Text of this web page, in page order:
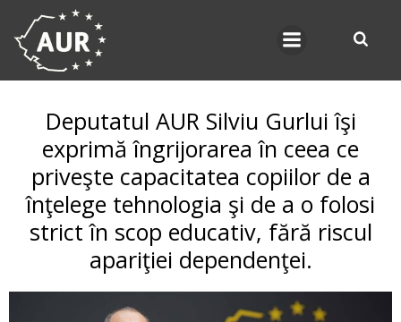
Deputatul AUR Silviu Gurlui îşi
exprimă îngrijorarea în ceea ce
priveşte capacitatea copiilor de a
înţelege tehnologia şi de a o folosi
strict în scop educativ, fără riscul
apariţiei dependenţei.